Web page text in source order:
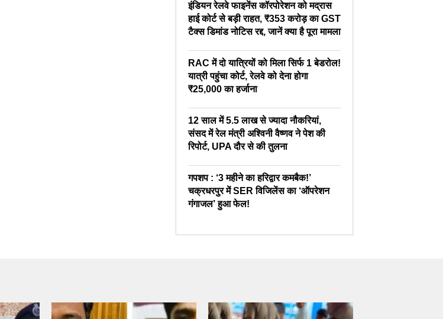
इंडियन रेलवे फाइनेंस कॉरपोरेशन को मद्रास
हाई कोर्ट से बड़ी राहत, ₹353 करोड़ का GST
टैक्स डिमांड नोटिस रद्द, जानें क्या है पूरा मामला
RAC में दो यात्रियों को मिला सिर्फ 1 बेडरोल!
यात्री पहुंचा कोर्ट, रेलवे को देना होगा
₹25,000 का हर्जाना
12 साल में 5.5 लाख से ज्यादा नौकरियां,
संसद में रेल मंत्री अश्विनी वैष्णव ने पेश की
रिपोर्ट, UPA दौर से की तुलना
गपशप : ‘3 महीने का हरिद्वार कमबैक!’
चक्रधरपुर में SER विजिलेंस का ‘ऑपरेशन
गंगाजल’ हुआ फेल!